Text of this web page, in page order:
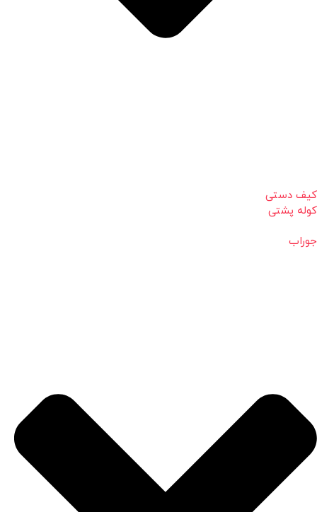
کیف دستی
کوله پشتی
جوراب